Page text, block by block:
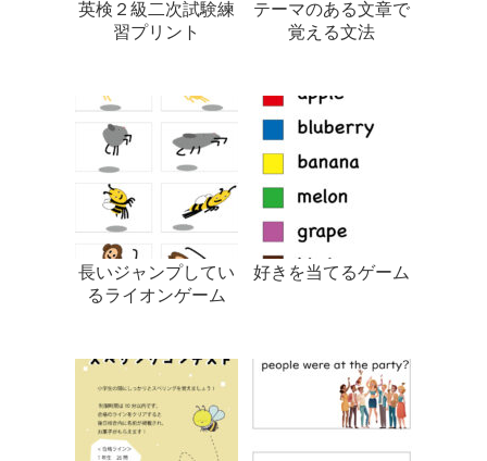
英検２級二次試験練
習プリント
テーマのある文章で
覚える文法
長いジャンプしてい
るライオンゲーム
好きを当てるゲーム